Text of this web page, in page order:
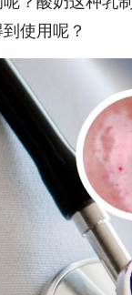
使用呢？